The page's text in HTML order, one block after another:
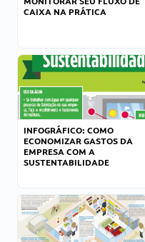
CAIXA NA PRÁTICA
INFOGRÁFICO: COMO
ECONOMIZAR GASTOS DA
EMPRESA COM A
SUSTENTABILIDADE